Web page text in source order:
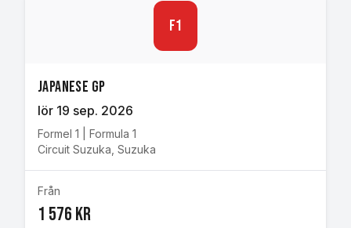
F1
Japanese GP
lör 19 sep. 2026
Formel 1
Formula 1
Circuit Suzuka Suzuka
Från
1 576 kr